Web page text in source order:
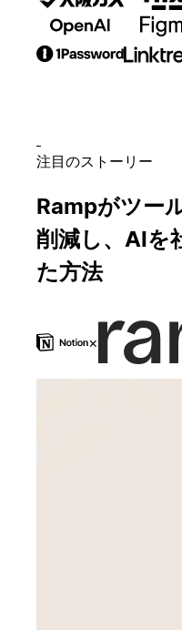
注目のストーリー
Rampがツー
削減し、AIを
た方法
×